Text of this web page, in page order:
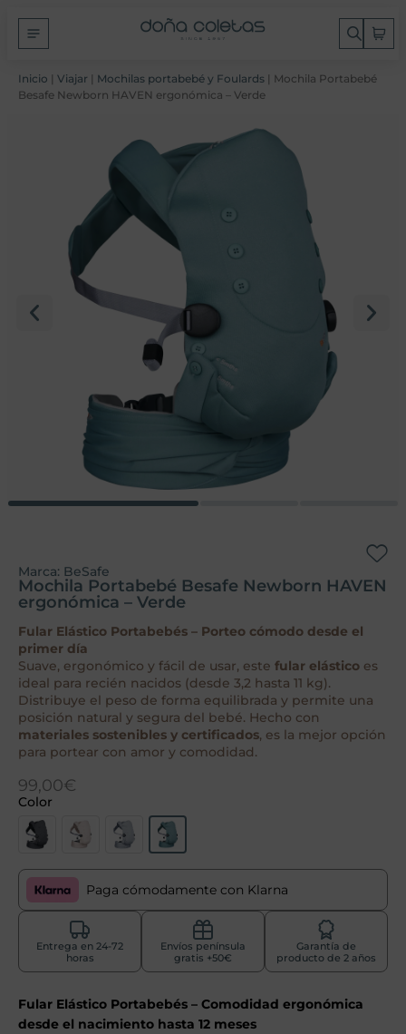
Inicio | Viajar | Mochilas portabebé y Foulards | Mochila Portabebé
Besafe Newborn HAVEN ergonómica – Verde
Marca: BeSafe
Mochila Portabebé Besafe Newborn HAVEN
ergonómica – Verde
Fular Elástico Portabebés – Porteo cómodo desde el
primer día
Suave, ergonómico y fácil de usar, este fular elástico es
ideal para recién nacidos (desde 3,2 hasta 11 kg).
Distribuye el peso de forma equilibrada y permite una
posición natural y segura del bebé. Hecho con
materiales sostenibles y certificados, es la mejor opción
para portear con amor y comodidad.
99,00€
Color
Paga cómodamente con Klarna
Entrega en 24-72
horas
Envíos península
gratis +50€
Garantía de
producto de 2 años
Fular Elástico Portabebés – Comodidad ergonómica
desde el nacimiento hasta 12 meses